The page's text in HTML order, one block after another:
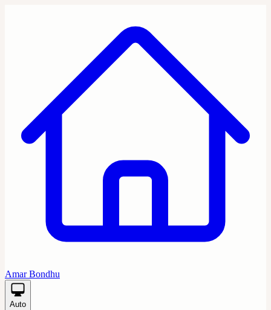
Amar Bondhu
Auto